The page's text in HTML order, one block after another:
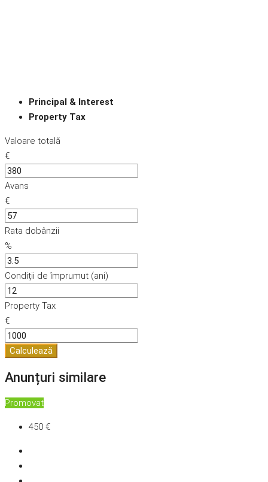
Principal & Interest
Property Tax
Valoare totală
€
Avans
€
Rata dobânzii
%
Condiții de împrumut (ani)
Property Tax
€
Calculează
Anunțuri similare
Promovat
450 €